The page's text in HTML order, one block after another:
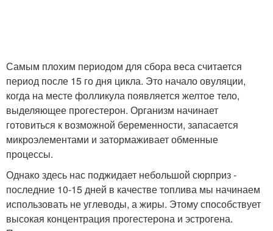
Самым плохим периодом для сбора веса считается
период после 15 го дня цикла. Это начало овуляции,
когда на месте фолликула появляется желтое тело,
выделяющее прогестерон. Организм начинает
готовиться к возможной беременности, запасается
микроэлементами и затормаживает обменные
процессы.
Однако здесь нас поджидает небольшой сюрприз -
последние 10-15 дней в качестве топлива мы начинаем
использовать не углеводы, а жиры. Этому способствует
высокая концентрация прогестерона и эстрогена.